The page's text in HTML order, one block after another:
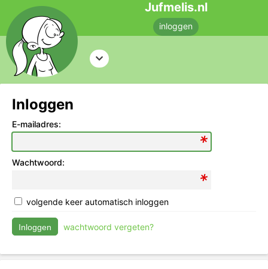
Jufmelis.nl
inloggen
Inloggen
E-mailadres:
Wachtwoord:
volgende keer automatisch inloggen
Inloggen wachtwoord vergeten?